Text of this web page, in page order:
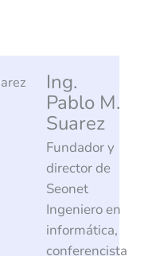
Ing.
Pablo M.
Suarez
Fundador y
director de
Seonet
Ingeniero en
informática,
conferencista